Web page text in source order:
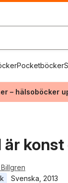
Pocketböcker
– hälsoböcker
är
Svenska 2013